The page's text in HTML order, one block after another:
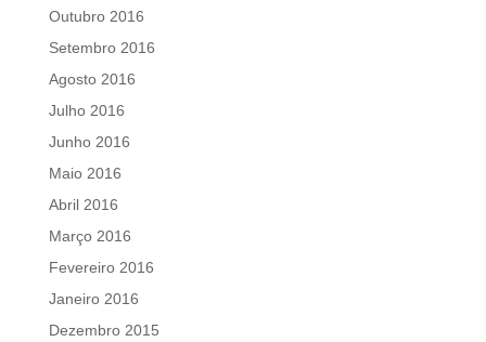
Outubro 2016
Setembro 2016
Agosto 2016
Julho 2016
Junho 2016
Maio 2016
Abril 2016
Março 2016
Fevereiro 2016
Janeiro 2016
Dezembro 2015